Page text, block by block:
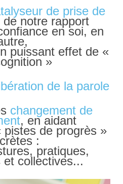
de prise de
de notre rapport
en soi, en
puissant effet de «
»
de la parole
changement de
, en aidant
pistes de progrès »
:
pratiques,
et collectives...